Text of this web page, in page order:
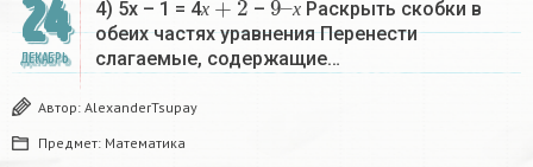
24
ДЕКАБРЬ
4) 5х – 1 = 4х – хРаскрыть скобки в
обеих частях уравнения Перенести
слагаемые, содержащие…
Автор: AlexanderTsupay
Предмет: Математика